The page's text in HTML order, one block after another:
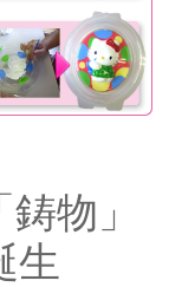
物」
生